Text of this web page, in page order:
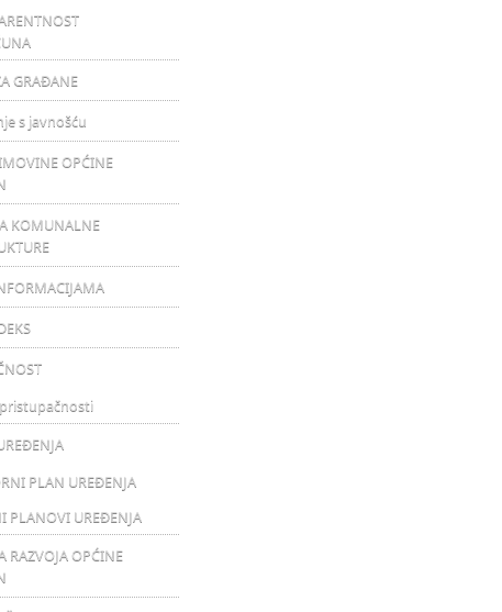
GRAĐANE
s javnošću
OPĆINE
KOMUNALNE
PLAN UREĐENJA
PLANOVI UREĐENJA
RAZVOJA OPĆINE